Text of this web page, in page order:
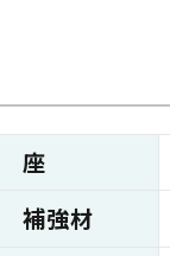
座
補強材